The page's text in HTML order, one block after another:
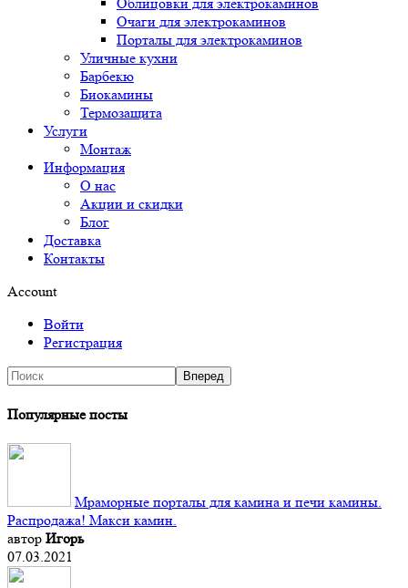
Облицовки для электрокаминов
Очаги для электрокаминов
Порталы для электрокаминов
Уличные кухни
Барбекю
Биокамины
Термозащита
Услуги
Монтаж
Информация
О нас
Акции и скидки
Блог
Доставка
Контакты
Account
Войти
Регистрация
Популярные посты
Мраморные порталы для камина и печи камины.
Распродажа! Макси камин.
автор Игорь
07.03.2021